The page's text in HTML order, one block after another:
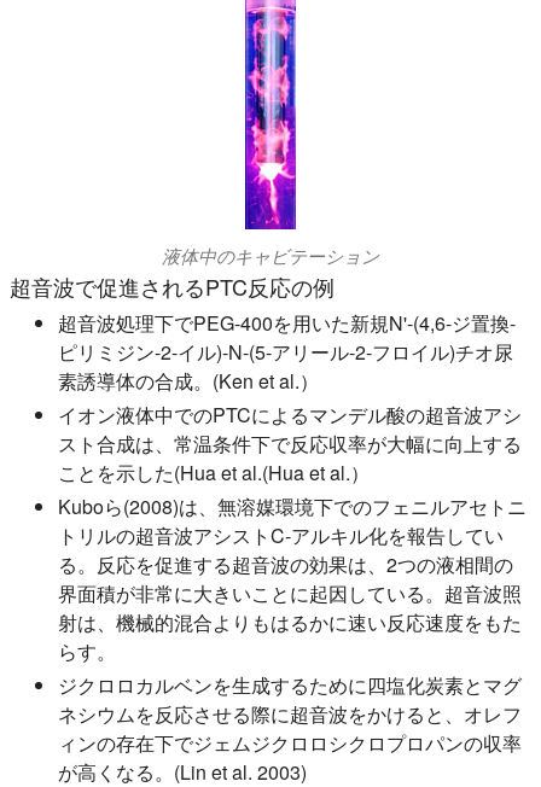
液体中のキャビテーション
超音波で促進されるPTC反応の例
超音波処理下でPEG-400を用いた新規N'-(4,6-ジ置換-
ピリミジン-2-イル)-N-(5-アリール-2-フロイル)チオ尿
素誘導体の合成。(Ken et al.）
イオン液体中でのPTCによるマンデル酸の超音波アシ
スト合成は、常温条件下で反応収率が大幅に向上する
ことを示した(Hua et al.(Hua et al.）
Kuboら(2008)は、無溶媒環境下でのフェニルアセトニ
トリルの超音波アシストC-アルキル化を報告してい
る。反応を促進する超音波の効果は、2つの液相間の
界面積が非常に大きいことに起因している。超音波照
射は、機械的混合よりもはるかに速い反応速度をもた
らす。
ジクロロカルベンを生成するために四塩化炭素とマグ
ネシウムを反応させる際に超音波をかけると、オレフ
ィンの存在下でジェムジクロロシクロプロパンの収率
が高くなる。(Lin et al. 2003)